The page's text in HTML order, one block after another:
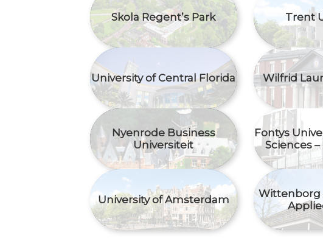
Skola Regent’s Park Trent
University of Central Florida Wilfrid
Nyenrode Business
Universiteit
Fontys
Sciences
University of Amsterdam
Wittenborg